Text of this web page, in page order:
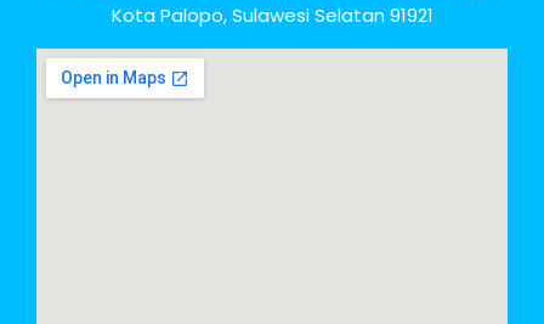
Kota Palopo, Sulawesi Selatan 91921